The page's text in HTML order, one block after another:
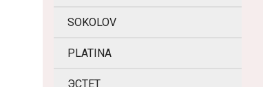
SOKOLOV
PLATINA
ЭСТЕТ